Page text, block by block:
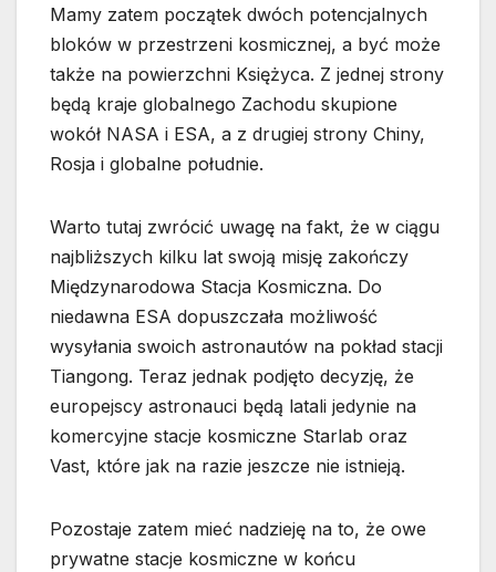
Mamy zatem początek dwóch potencjalnych
bloków w przestrzeni kosmicznej, a być może
także na powierzchni Księżyca. Z jednej strony
będą kraje globalnego Zachodu skupione
wokół NASA i ESA, a z drugiej strony Chiny,
Rosja i globalne południe.
Warto tutaj zwrócić uwagę na fakt, że w ciągu
najbliższych kilku lat swoją misję zakończy
Międzynarodowa Stacja Kosmiczna. Do
niedawna ESA dopuszczała możliwość
wysyłania swoich astronautów na pokład stacji
Tiangong. Teraz jednak podjęto decyzję, że
europejscy astronauci będą latali jedynie na
komercyjne stacje kosmiczne Starlab oraz
Vast, które jak na razie jeszcze nie istnieją.
Pozostaje zatem mieć nadzieję na to, że owe
prywatne stacje kosmiczne w końcu